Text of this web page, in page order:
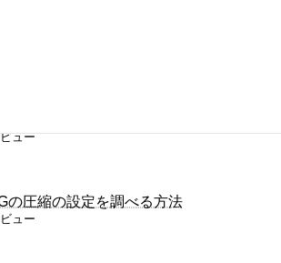
ュー
の圧縮の設定を調べる方法
ュー